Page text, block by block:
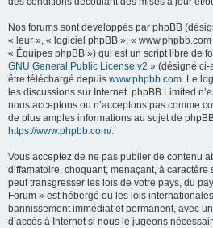
Nos forums sont développés par phpBB
« leur », « logiciel phpBB », «
« Équipes phpBB ») qui est un script libre de
GNU General Public License v2 » (désigné ci-
être téléchargé depuis www.phpbb.com. Le
les discussions sur Internet. phpBB Limited
nous acceptons ou n’acceptons pas comme
de plus amples informations au sujet de
https://www.phpbb.com/.
Vous acceptez de ne pas publier de contenu
diffamatoire, choquant, menaçant, à caractère
peut transgresser les lois de votre pays, du
Forum » est hébergé ou les lois
bannissement immédiat et permanent, avec
d’accès à Internet si nous le jugeons